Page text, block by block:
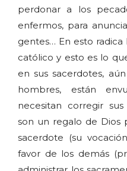
perdonar a los
enfermos, para
gentes… En esto
católico y esto es lo
en sus sacerdotes,
hombres, están
necesitan corregir
son un regalo de Dios
sacerdote (su
favor de los demás